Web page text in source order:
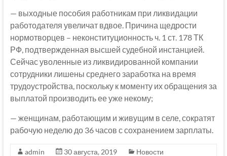
— выходные пособия работникам при ликвидации
работодателя увеличат вдвое. Причина щедрости
нормотворцев – неконституционность ч. 1 ст. 178 ТК
РФ, подтвержденная высшей судебной инстанцией.
Сейчас уволенные из ликвидированной компании
сотрудники лишены среднего заработка на время
трудоустройства, поскольку к моменту их обращения за
выплатой производить ее уже некому;
— женщинам, работающим и живущим в селе, сократят
рабочую неделю до 36 часов с сохранением зарплаты.
admin 30 августа, 2019
Новости